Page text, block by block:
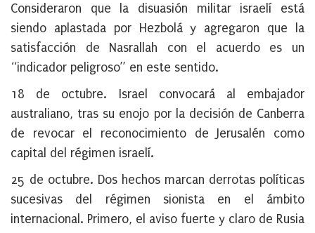
Consideraron que la disuasión militar israelí está
siendo aplastada por Hezbolá y agregaron que la
satisfacción de Nasrallah con el acuerdo es un
“indicador peligroso” en este sentido.
18 de octubre. Israel convocará al embajador
australiano, tras su enojo por la decisión de Canberra
de revocar el reconocimiento de Jerusalén como
capital del régimen israelí.
25 de octubre. Dos hechos marcan derrotas políticas
sucesivas del régimen sionista en el ámbito
internacional. Primero, el aviso fuerte y claro de Rusia